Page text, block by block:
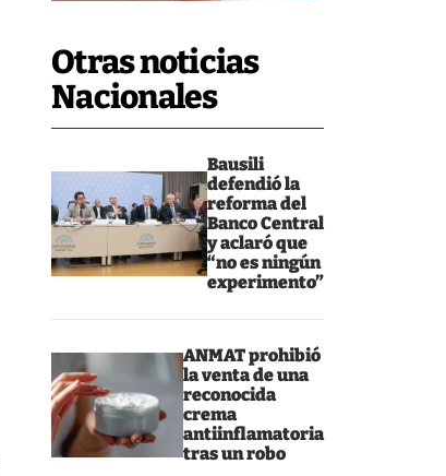
Otras noticias
Nacionales
Bausili
defendió la
reforma del
Banco Central
y aclaró que
“no es ningún
experimento”
ANMAT prohibió
la venta de una
reconocida
crema
antiinflamatoria
tras un robo